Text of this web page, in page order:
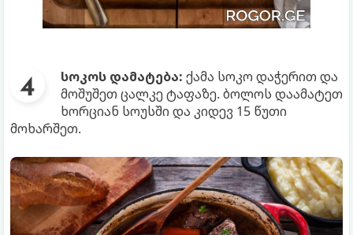
სოკოს დამატება: ქამა სოკო დაჭერით და
მოშუშეთ ცალკე ტაფაზე. ბოლოს დაამატეთ
ხორციან სოუსში და კიდევ 15 წუთი
მოხარშეთ.